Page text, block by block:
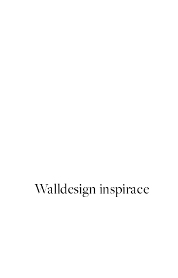
Walldesign inspirace